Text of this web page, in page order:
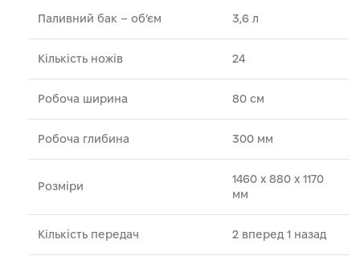
Паливний бак – об’єм 3,6 л
Кількість ножів 24
Робоча ширина 80 см
Робоча глибина 300 мм
Розміри
1460 х 880 х 1170
мм
Кількість передач 2 вперед 1 назад